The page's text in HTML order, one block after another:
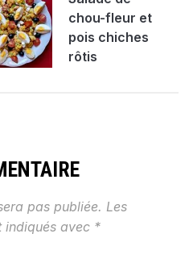
chou-fleur et
pois chiches
rôtis
pas publiée. Les
indiqués avec *